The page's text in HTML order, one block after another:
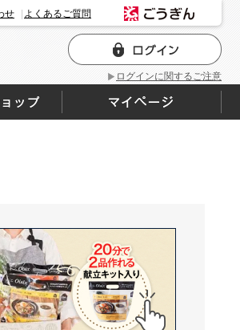
ログインに関するご注意
せ よくあるご質問